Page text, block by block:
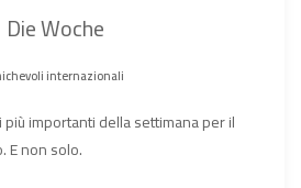
Die Woche
internazionali
importanti della settimana per il
E non solo.